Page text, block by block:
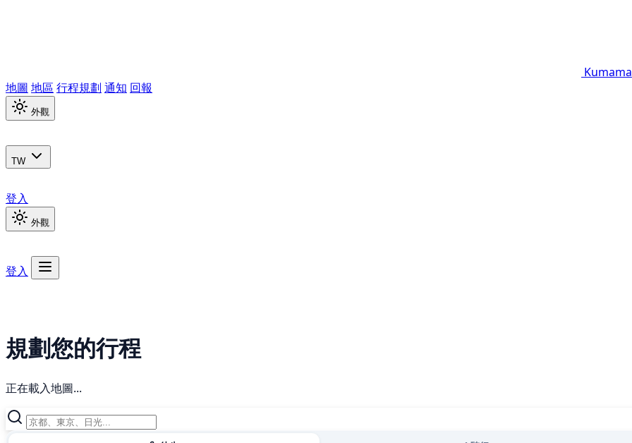
地圖 地區 行程規劃 通知 回報
外觀
TW
登入
外觀
登入
規劃您的行程
正在載入地圖...